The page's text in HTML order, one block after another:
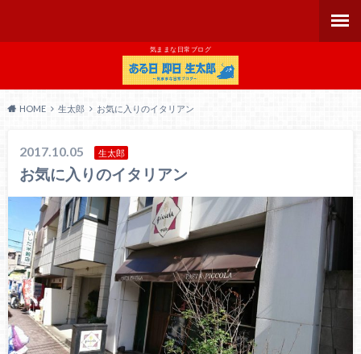
気ままな日常ブログ
HOME 生太郎 お気に入りのイタリアン
2017.10.05 生太郎
お気に入りのイタリアン